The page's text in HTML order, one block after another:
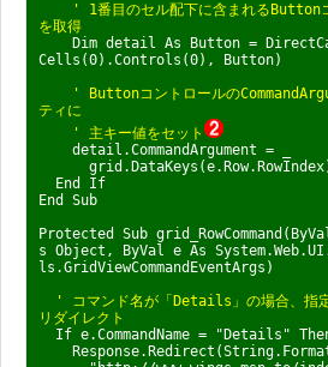
' 1番目のセル配下に含まれるButton
を取得
Dim detail As Button =
Cells(0).Controls(0), Button)
' Buttonコントロールの
ティに
' 主キー値をセット
detail.CommandArgument = _
End If
End Sub
Protected Sub
s Object, ByVal e As
ls.GridViewCommandEventArgs)
' コマンド名が「Details」の場合、指
リダイレクト
If e.CommandName = "Details"